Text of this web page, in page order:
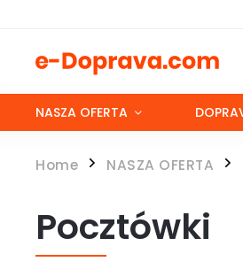
NASZA OFERTA
Home / NASZA OFERTA /
Pocztówki